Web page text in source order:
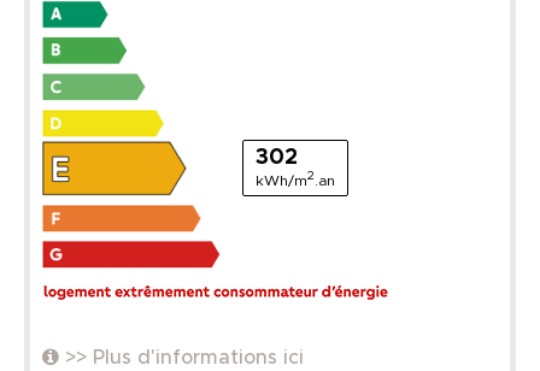
302
kWh/m2 .an
>> Plus d'informations ici